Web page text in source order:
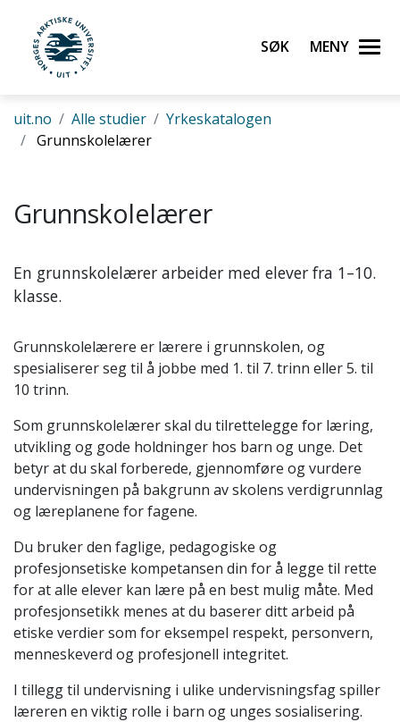
Gå til hovedinnhold
UiT Norges arktiske universitet
Søk Meny
uit.no Alle studier
Yrkeskatalogen
Grunnskolelærer
Grunnskolelærer
En grunnskolelærer arbeider med elever fra 1–10.
klasse.
Grunnskolelærere er lærere i grunnskolen, og
spesialiserer seg til å jobbe med 1. til 7. trinn eller 5. til
10 trinn.
Som grunnskolelærer skal du tilrettelegge for læring,
utvikling og gode holdninger hos barn og unge. Det
betyr at du skal forberede, gjennomføre og vurdere
undervisningen på bakgrunn av skolens verdigrunnlag
og læreplanene for fagene.
Du bruker den faglige, pedagogiske og
profesjonsetiske kompetansen din for å legge til rette
for at alle elever kan lære på en best mulig måte. Med
profesjonsetikk menes at du baserer ditt arbeid på
etiske verdier som for eksempel respekt, personvern,
menneskeverd og profesjonell integritet.
I tillegg til undervisning i ulike undervisningsfag spiller
læreren en viktig rolle i barn og unges sosialisering.